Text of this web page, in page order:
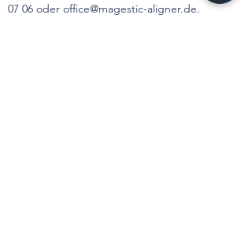
07 06 oder office@magestic-aligner.de.